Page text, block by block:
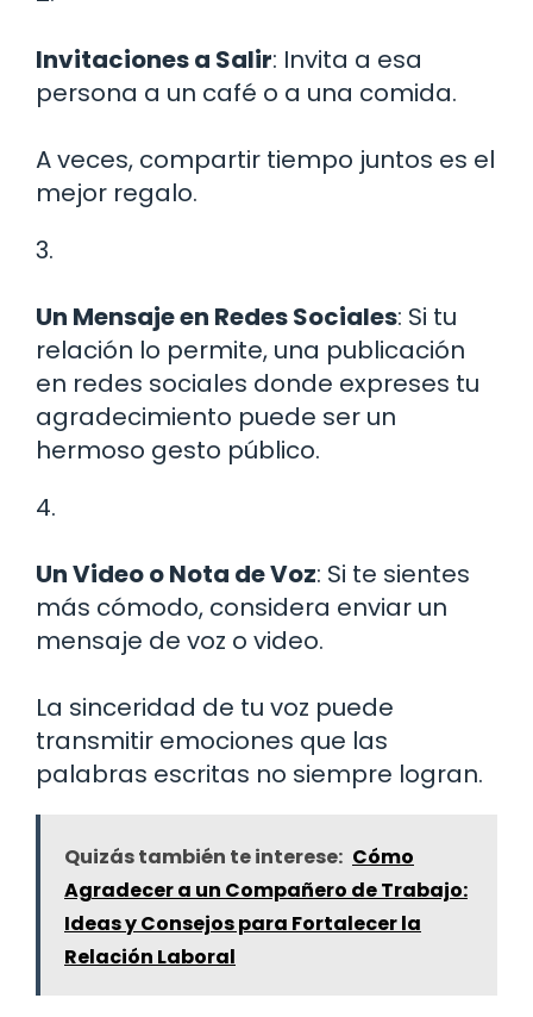
Invitaciones a Salir: Invita a esa
persona a un café o a una comida.
A veces, compartir tiempo juntos es el
mejor regalo.
3.
Un Mensaje en Redes Sociales: Si tu
relación lo permite, una publicación
en redes sociales donde expreses tu
agradecimiento puede ser un
hermoso gesto público.
4.
Un Video o Nota de Voz: Si te sientes
más cómodo, considera enviar un
mensaje de voz o video.
La sinceridad de tu voz puede
transmitir emociones que las
palabras escritas no siempre logran.
Quizás también te interese: Cómo
Agradecer a un Compañero de Trabajo:
Ideas y Consejos para Fortalecer la
Relación Laboral